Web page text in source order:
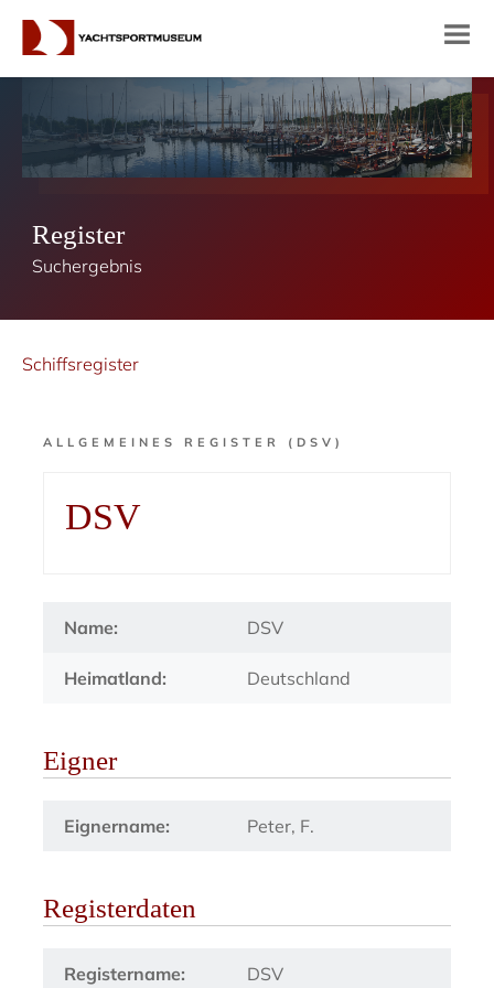
Register
Suchergebnis
Schiffsregister
ALLGEMEINES REGISTER (DSV)
DSV
Name: DSV
Heimatland: Deutschland
Eigner
Eignername: Peter, F.
Registerdaten
Registername: DSV